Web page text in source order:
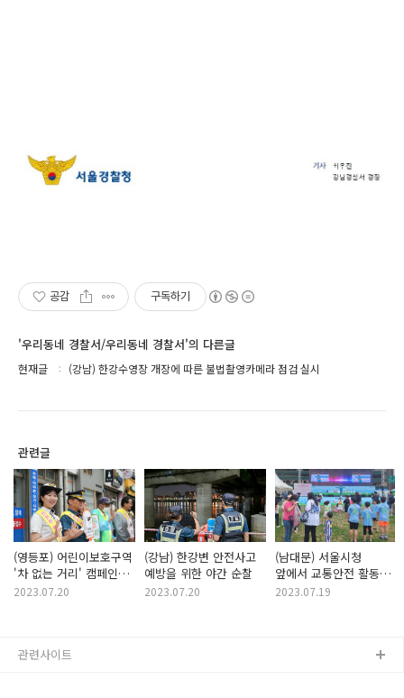
공감 구독하기
'우리동네 경찰서/우리동네 경찰서'의 다른글
현재글 (강남) 한강수영장 개장에 따른 불법촬영카메라 점검 실시
관련글
(영등포) 어린이보호구역
'차 없는 거리' 캠페인
실시
2023.07.20
(강남) 한강변 안전사고
예방을 위한 야간 순찰
2023.07.20
(남대문) 서울시청
앞에서 교통안전 활동을
진행했어요!
2023.07.19
관련사이트